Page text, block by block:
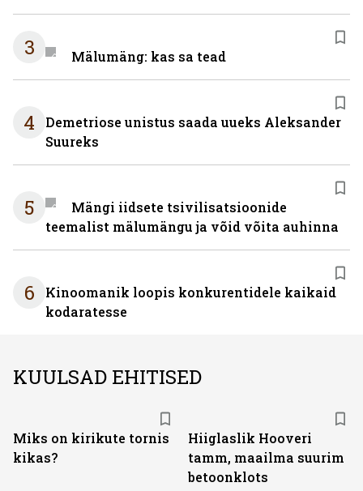
3 Mälumäng: kas sa tead
4
Demetriose unistus saada uueks Aleksander
Suureks
5
Mängi iidsete tsivilisatsioonide
teemalist mälumängu ja võid võita auhinna
6
Kinoomanik loopis konkurentidele kaikaid
kodaratesse
KUULSAD EHITISED
Miks on kirikute tornis
kikas?
Hiiglaslik Hooveri
tamm, maailma suurim
betoonklots